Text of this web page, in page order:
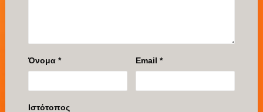
Όνομα * Email*
Ιστότοπος